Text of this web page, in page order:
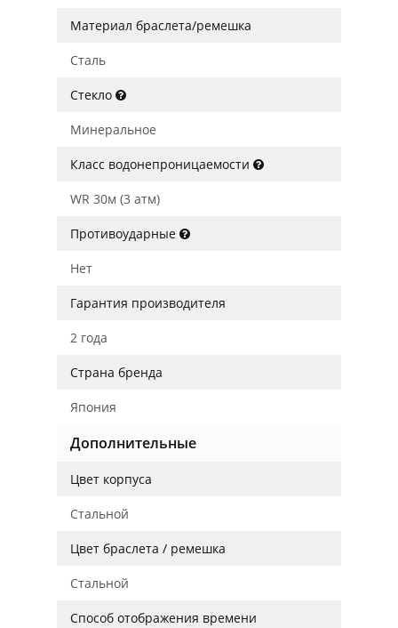
Материал браслета/ремешка
Сталь
Стекло
Минеральное
Класс водонепроницаемости
WR 30м (3 атм)
Противоударные
Нет
Гарантия производителя
2 года
Страна бренда
Япония
Дополнительные
Цвет корпуса
Стальной
Цвет браслета / ремешка
Стальной
Способ отображения времени